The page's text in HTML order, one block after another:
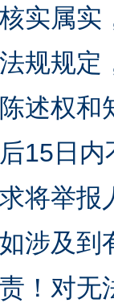
实属
规规
述权
15日
将举
涉及
！对